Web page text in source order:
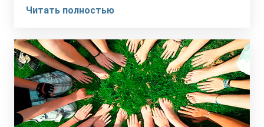
традиционных методик образования. И в качестве
Читать полностью